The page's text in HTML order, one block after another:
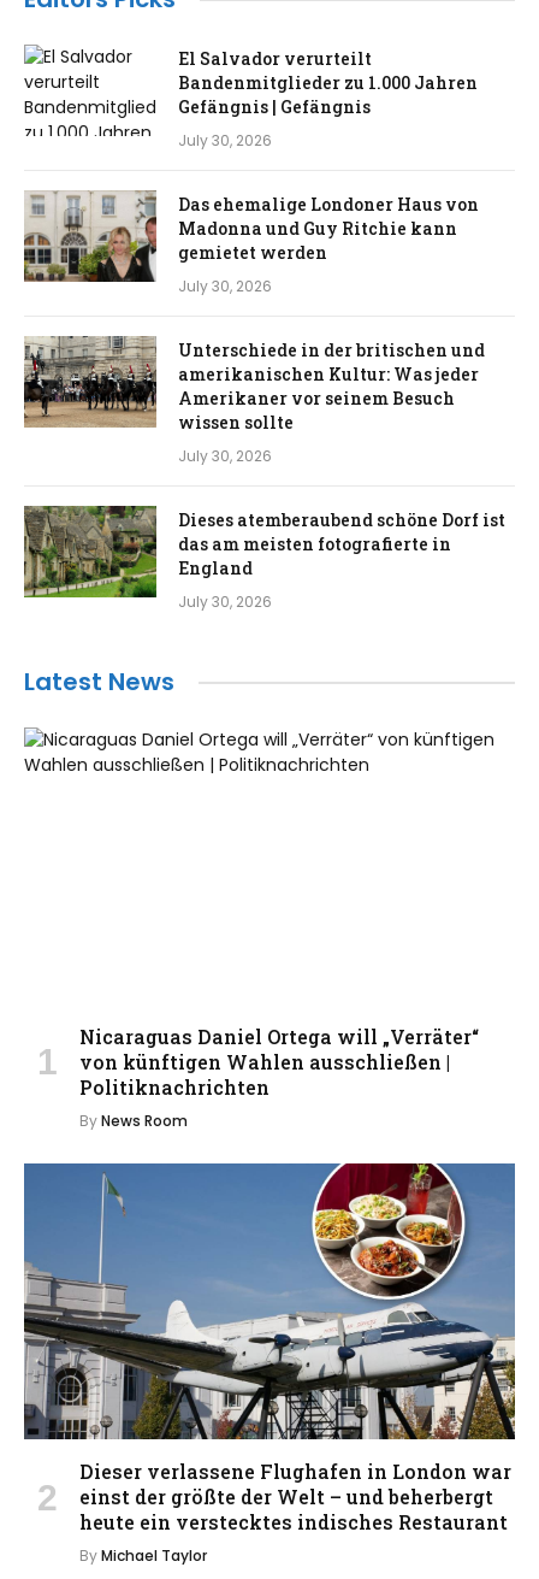
El Salvador verurteilt
Bandenmitglieder zu 1.000 Jahren
Gefängnis | Gefängnis
July 30, 2026
Das ehemalige Londoner Haus von
Madonna und Guy Ritchie kann
gemietet werden
July 30, 2026
Unterschiede in der britischen und
amerikanischen Kultur: Was jeder
Amerikaner vor seinem Besuch
wissen sollte
July 30, 2026
Dieses atemberaubend schöne Dorf ist
das am meisten fotografierte in
England
July 30, 2026
Latest News
Nicaraguas Daniel Ortega will „Verräter“
von künftigen Wahlen ausschließen |
Politiknachrichten
ByNews Room
Dieser verlassene Flughafen in London war
einst der größte der Welt – und beherbergt
heute ein verstecktes indisches Restaurant
ByMichael Taylor